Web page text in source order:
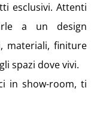
esclusivi. Attenti
a un design
materiali, finiture
spazi dove vivi.
in show-room, ti